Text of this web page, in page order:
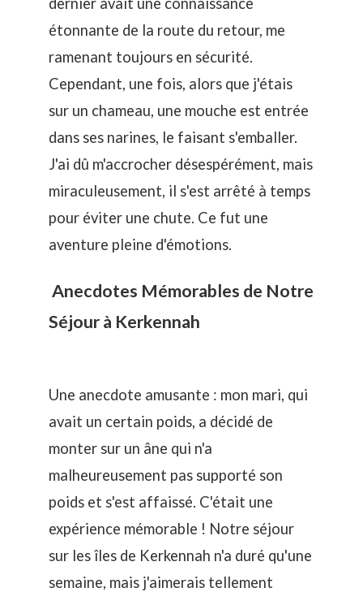
étonnante de la route du retour, me
ramenant toujours en sécurité.
Cependant, une fois, alors que j'étais
sur un chameau, une mouche est entrée
dans ses narines, le faisant s'emballer.
J'ai dû m'accrocher désespérément, mais
miraculeusement, il s'est arrêté à temps
pour éviter une chute. Ce fut une
aventure pleine d'émotions.
Anecdotes Mémorables de Notre
Séjour à Kerkennah
Une anecdote amusante : mon mari, qui
avait un certain poids, a décidé de
monter sur un âne qui n'a
malheureusement pas supporté son
poids et s'est affaissé. C'était une
expérience mémorable ! Notre séjour
sur les îles de Kerkennah n'a duré qu'une
semaine, mais j'aimerais tellement